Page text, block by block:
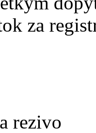
za
rezivo